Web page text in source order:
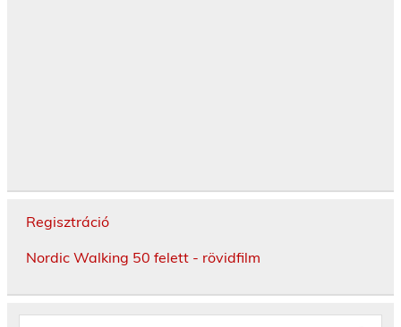
Regisztráció
Nordic Walking 50 felett - rövidfilm